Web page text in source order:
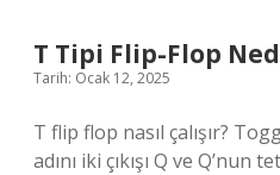
T Tipi Flip-Flop
Tarih: Ocak 12, 2025
T flip flop nasıl çalışır?
adını iki çıkışı Q ve